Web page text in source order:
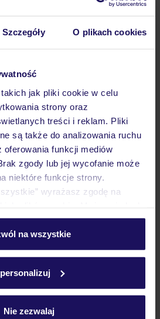
Szczegóły O plikach cookies
jak pliki cookie w celu
strony oraz
treści i reklam. Pliki
są także do analizowania ruchu
oferowania funkcji mediów
zgody lub jej wycofanie może
niektóre funkcje strony.
wyrażasz zgodę na
wchodząc w zakładkę
o plikach cookie znajdziesz
na wszystkie
Nie zezwalaj
pytania
osobę zgłaszającą?